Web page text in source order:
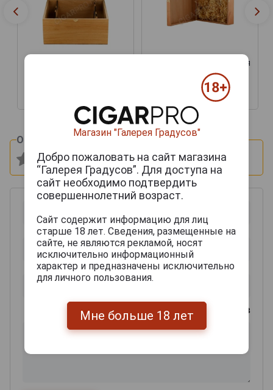
Подарочная коробка для
вина Бургонь Дуб на 3
бутылки
6 000 руб.
Оцените и напишите отзыв:
из 2000 знаков
Магазин "Галерея Градусов"
Добро пожаловать на сайт магазина
“Галерея Градусов”. Для доступа на
сайт необходимо подтвердить
совершеннолетний возраст.
Сайт содержит информацию для лиц
старше 18 лет. Сведения, размещенные на
сайте, не являются рекламой, носят
исключительно информационный
характер и предназначены исключительно
для личного пользования.
Мне больше 18 лет